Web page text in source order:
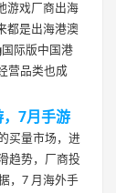
游戏厂商出海
都是出海港澳
际版中国港
营品类也成
，7月手游
买量市场，进
趋势，厂商投
，7 月海外手